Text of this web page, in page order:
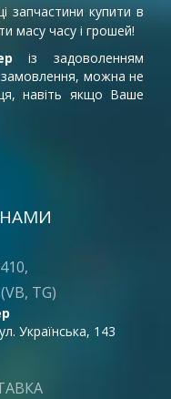
запчастини купити в
масу часу і грошей!
із задоволенням
можна не
навіть якщо Ваше
НАМИ
TG)
Українська, 143